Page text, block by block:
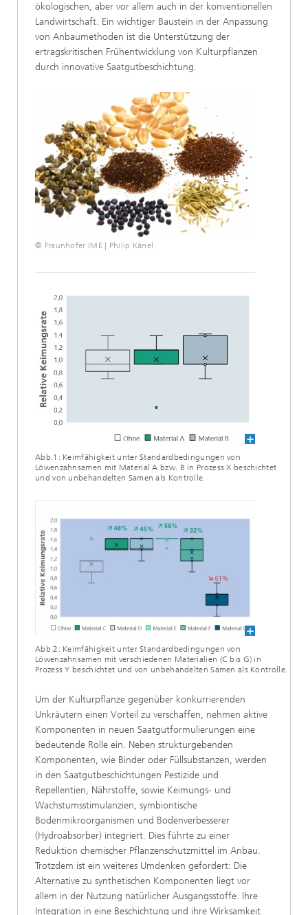
ökologischen, aber vor allem auch in der konventionellen
Landwirtschaft. Ein wichtiger Baustein in der Anpassung
von Anbaumethoden ist die Unterstützung der
ertragskritischen Frühentwicklung von Kulturpflanzen
durch innovative Saatgutbeschichtung.
© Fraunhofer IME | Philip Känel
Abb.1: Keimfähigkeit unter Standardbedingungen von
Löwenzahnsamen mit Material A bzw. B in Prozess X beschichtet
und von unbehandelten Samen als Kontrolle.
Abb.2: Keimfähigkeit unter Standardbedingungen von
Löwenzahnsamen mit verschiedenen Materialien (C bis G) in
Prozess Y beschichtet und von unbehandelten Samen als Kontrolle.
Um der Kulturpflanze gegenüber konkurrierenden
Unkräutern einen Vorteil zu verschaffen, nehmen aktive
Komponenten in neuen Saatgutformulierungen eine
bedeutende Rolle ein. Neben strukturgebenden
Komponenten, wie Binder oder Füllsubstanzen, werden
in den Saatgutbeschichtungen Pestizide und
Repellentien, Nährstoffe, sowie Keimungs- und
Wachstumsstimulanzien, symbiontische
Bodenmikroorganismen und Bodenverbesserer
(Hydroabsorber) integriert. Dies führte zu einer
Reduktion chemischer Pflanzenschutzmittel im Anbau.
Trotzdem ist ein weiteres Umdenken gefordert: Die
Alternative zu synthetischen Komponenten liegt vor
allem in der Nutzung natürlicher Ausgangsstoffe. Ihre
Integration in eine Beschichtung und ihre Wirksamkeit